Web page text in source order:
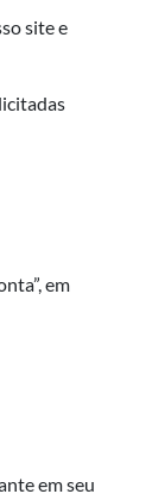
site e
em
em seu